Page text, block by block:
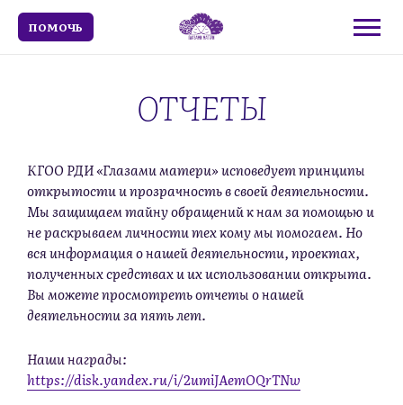
ПОМОЧЬ
ОТЧЕТЫ
КГОО РДИ «Глазами матери» исповедует принципы
открытости и прозрачность в своей деятельности.
Мы защищаем тайну обращений к нам за помощью и
не раскрываем личности тех кому мы помогаем. Но
вся информация о нашей деятельности, проектах,
полученных средствах и их использовании открыта.
Вы можете просмотреть отчеты о нашей
деятельности за пять лет.
Наши награды:
https://disk.yandex.ru/i/2umiJAemOQrTNw